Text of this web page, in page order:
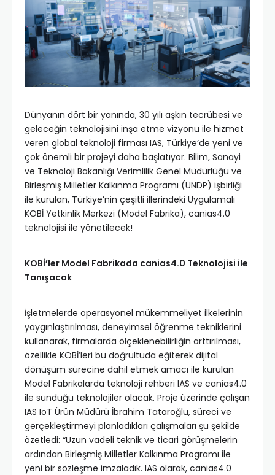
Dünyanın dört bir yanında, 30 yılı aşkın tecrübesi ve
geleceğin teknolojisini inşa etme vizyonu ile hizmet
veren global teknoloji firması IAS, Türkiye’de yeni ve
çok önemli bir projeyi daha başlatıyor. Bilim, Sanayi
ve Teknoloji Bakanlığı Verimlilik Genel Müdürlüğü ve
Birleşmiş Milletler Kalkınma Programı (UNDP) işbirliği
ile kurulan, Türkiye’nin çeşitli illerindeki Uygulamalı
KOBİ Yetkinlik Merkezi (Model Fabrika), canias4.0
teknolojisi ile yönetilecek!
KOBİ’ler Model Fabrikada canias4.0 Teknolojisi ile
Tanışacak
İşletmelerde operasyonel mükemmeliyet ilkelerinin
yaygınlaştırılması, deneyimsel öğrenme tekniklerini
kullanarak, firmalarda ölçeklenebilirliğin arttırılması,
özellikle KOBİ’leri bu doğrultuda eğiterek dijital
dönüşüm sürecine dahil etmek amacı ile kurulan
Model Fabrikalarda teknoloji rehberi IAS ve canias4.0
ile sunduğu teknolojiler olacak. Proje üzerinde çalışan
IAS IoT Ürün Müdürü İbrahim Tataroğlu, süreci ve
gerçekleştirmeyi planladıkları çalışmaları şu şekilde
özetledi: “Uzun vadeli teknik ve ticari görüşmelerin
ardından Birleşmiş Milletler Kalkınma Programı ile
yeni bir sözleşme imzaladık. IAS olarak, canias4.0